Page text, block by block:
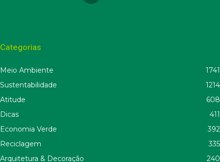
Categorias
Meio Ambiente
1741
Sustentabilidade
1214
Atitude
608
Dicas
411
Economia Verde
392
Reciclagem
335
Arquitetura & Decoração
240